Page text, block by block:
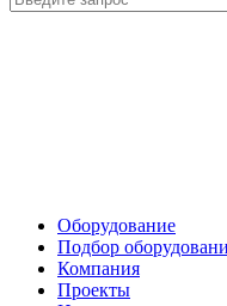
Оборудование
Подбор
Компания
Проекты